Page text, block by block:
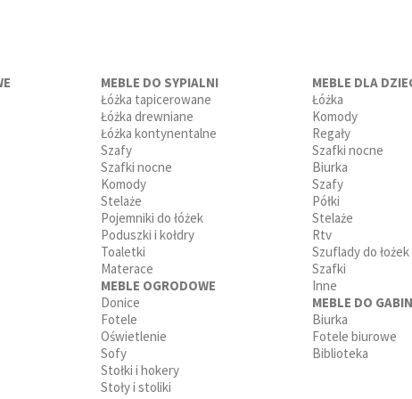
MEBLE DO SYPIALNI
Łóżka tapicerowane
Łóżka drewniane
Łóżka kontynentalne
Szafy
Szafki nocne
Komody
Stelaże
Pojemniki do łóżek
Poduszki i kołdry
Toaletki
Materace
MEBLE OGRODOWE
Donice
Fotele
Oświetlenie
Sofy
Stołki i hokery
Stoły i stoliki
MEBLE DLA
Łóżka
Komody
Regały
Szafki nocne
Biurka
Szafy
Półki
Stelaże
Rtv
Szuflady do łożek
Szafki
Inne
MEBLE DO
Biurka
Fotele biurowe
Biblioteka